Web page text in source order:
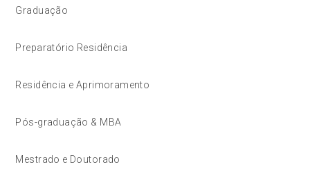
Graduação
Preparatório Residência
Residência e Aprimoramento
Pós-graduação & MBA
Mestrado e Doutorado